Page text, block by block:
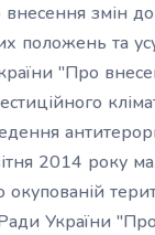
змін до
положень та
"Про
2014 року
України